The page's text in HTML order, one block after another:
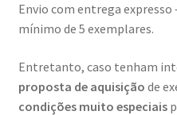
«FOTO | PHOTO
About looking
Envio com entrega expresso
mínimo de 5 exemplares.
Entretanto, caso tenham
proposta de aquisição de
condições muito especiais